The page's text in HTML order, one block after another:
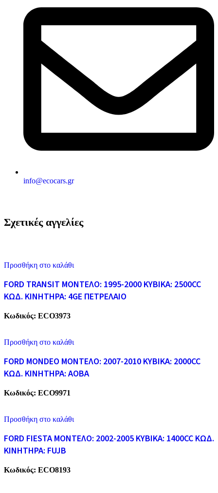
info@ecocars.gr
Σχετικές αγγελίες
Προσθήκη στο καλάθι
FORD TRANSIT ΜΟΝΤΕΛΟ: 1995-2000 ΚΥΒΙΚΑ: 2500CC
ΚΩΔ. ΚΙΝΗΤΗΡΑ: 4GE ΠΕΤΡΕΛΑΙΟ
Κωδικός: ECO3973
Προσθήκη στο καλάθι
FORD MONDEO ΜΟΝΤΕΛΟ: 2007-2010 ΚΥΒΙΚΑ: 2000CC
ΚΩΔ. ΚΙΝΗΤΗΡΑ: AOBA
Κωδικός: ECO9971
Προσθήκη στο καλάθι
FORD FIESTA ΜΟΝΤΕΛΟ: 2002-2005 ΚΥΒΙΚΑ: 1400CC ΚΩΔ.
ΚΙΝΗΤΗΡΑ: FUJB
Κωδικός: ECO8193